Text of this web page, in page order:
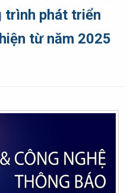
trình phát triển
từ năm 2025